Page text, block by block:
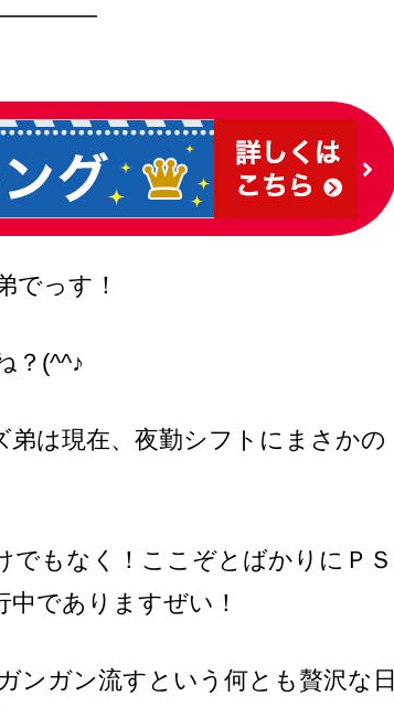
でっす！
？(^^♪
弟は現在、夜勤シフトにまさかの
でもなく！ここぞとばかりにＰＳ
中でありますぜい！
ンガン流すという何とも贅沢な日